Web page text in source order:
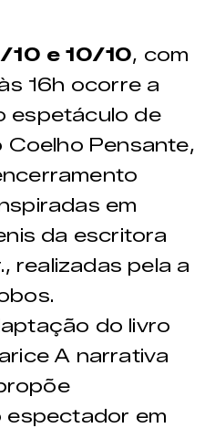
10 e 10/10, com
16h ocorre a
espetáculo de
Coelho Pensante,
em
da escritora
realizadas pela a
do livro
A narrativa
espectador em